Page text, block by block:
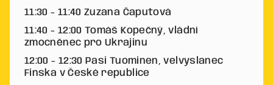
11:30 - 11:40 Zuzana Čaputová
11:40 - 12:00 Tomáš Kopečný, vládní
zmocněnec pro Ukrajinu
12:00 - 12:30 Pasi Tuominen, velvyslanec
Finska v České republice